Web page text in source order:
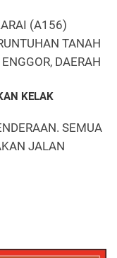
(A156)
TANAH
DAERAH
KELAK
SEMUA
JALAN